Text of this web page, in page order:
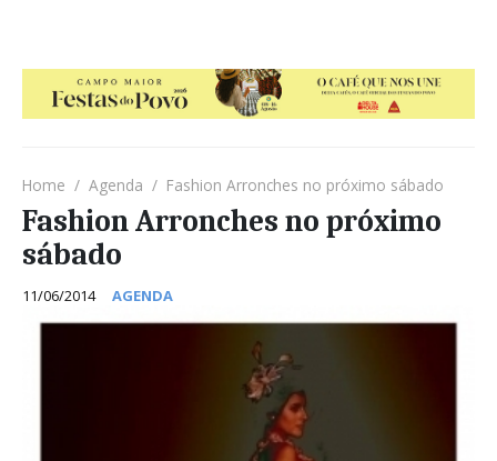
Home Agenda Fashion Arronches no próximo sábado
Fashion Arronches no próximo
sábado
11/06/2014 AGENDA